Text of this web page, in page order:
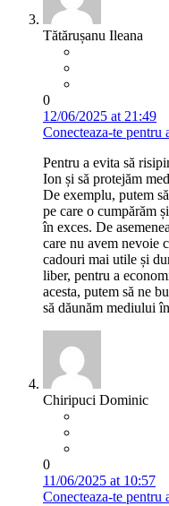
Tătărușanu Ileana
0
12/06/2025 at 21:49
Conecteaza-te pentru
Pentru a evita să
Ion și să protejăm
De exemplu, putem
pe care o cumpărăm
în exces. De
care nu avem nevoie
cadouri mai utile și
liber, pentru a
acesta, putem să ne
să dăunăm mediului
Chiripuci Dominic
0
11/06/2025 at 10:57
Conecteaza-te pentru